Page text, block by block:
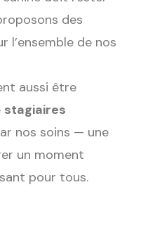
des
l’ensemble de nos
aussi être
stagiaires
nos soins — une
un moment
pour tous.